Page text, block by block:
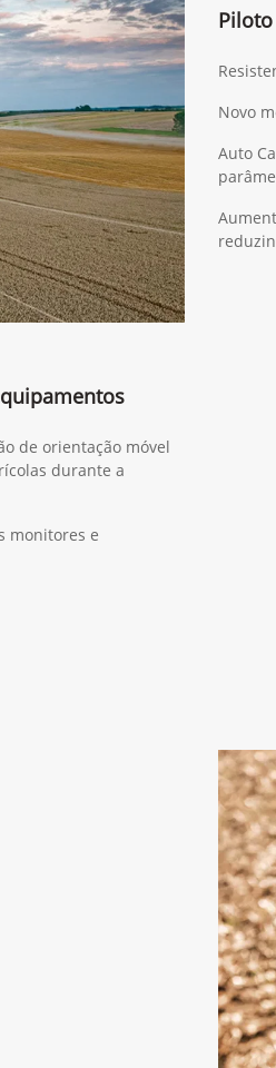
Novo
Auto
de orientação móvel
durante a
monitores e